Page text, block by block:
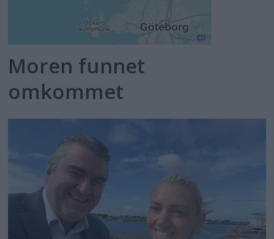
Moren funnet
omkommet